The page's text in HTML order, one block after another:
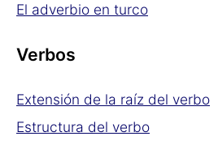
El adverbio en turco
Verbos
Extensión de la raíz del verbo
Estructura del verbo